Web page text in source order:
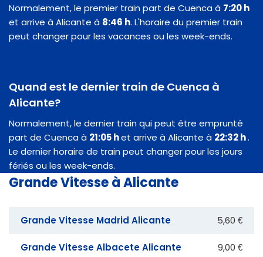
Normalement, le premier train part de Cuenca à 7:20 h
et arrive à Alicante à 8:46 h. L'horaire du premier train
peut changer pour les vacances ou les week-ends.
Quand est le dernier train de Cuenca à
Alicante?
Normalement, le dernier train qui peut être emprunté
part de Cuenca à 21:05 het arrive à Alicante à 22:32 h.
Le dernier horaire de train peut changer pour les jours
fériés ou les week-ends.
Grande Vitesse à Alicante
Grande Vitesse Madrid Alicante 5,60 €
Grande Vitesse Albacete Alicante 9,00 €